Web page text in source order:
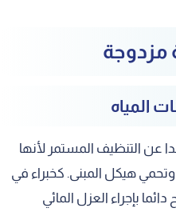
مزدوجة
المياه
عن التنظيف المستمر لأنها
هيكل المبنى. كخبراء في
بإجراء العزل المائي